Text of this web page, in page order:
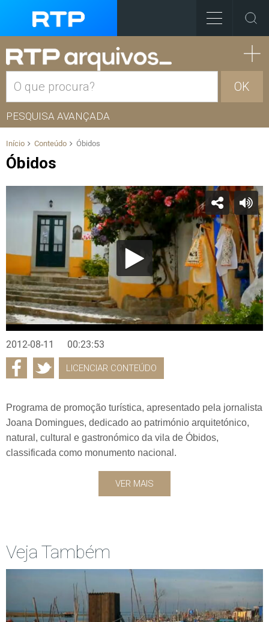
OK
PESQUISA AVANÇADA
Início Conteúdo Óbidos
Óbidos
2012-08-11 00:23:53
LICENCIAR CONTEÚDO
Programa de promoção turística, apresentado pela jornalista
Joana Domingues, dedicado ao património arquitetónico,
natural, cultural e gastronómico da vila de Óbidos,
classificada como monumento nacional.
VER MAIS
Veja Também